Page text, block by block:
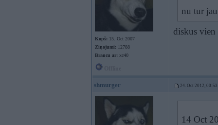
Kopš: 15. Oct 2007
Ziņojumi: 12788
Braucu ar: xc40
nu tur
diskus vien
shmurger 24. Oct 2012, 00:53
14 Oct